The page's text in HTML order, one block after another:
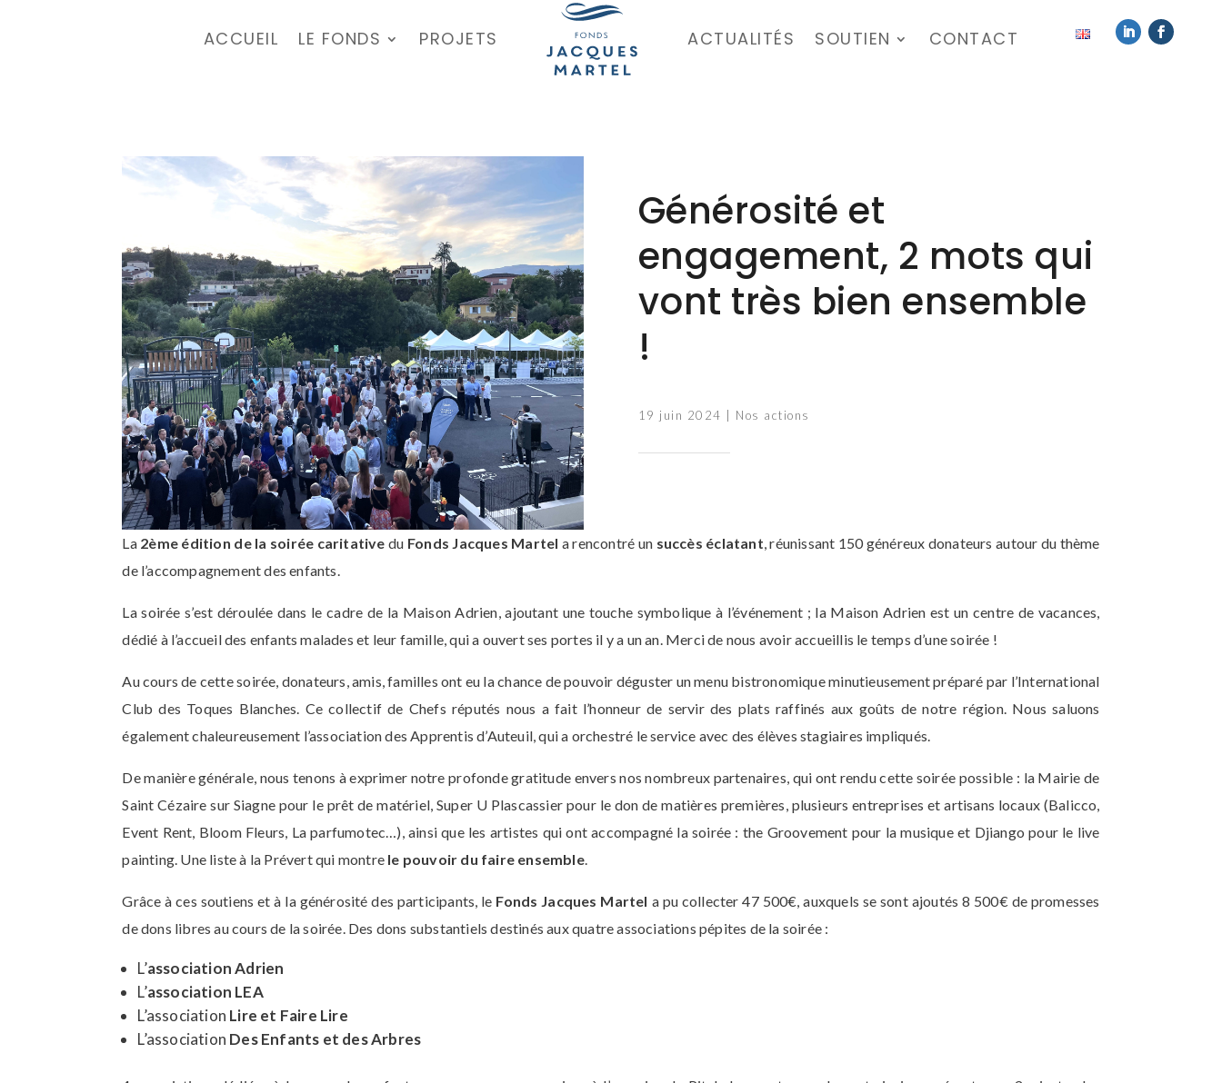
ACCUEIL LE FONDS PROJETS ACTUALITÉS SOUTIEN CONTACT
Générosité et
engagement, 2 mots qui
vont très bien ensemble
!
19 juin 2024 Nos actions
La 2ème édition de la soirée caritative du Fonds Jacques Martel a rencontré un succès éclatant , réunissant 150 généreux donateurs autour du thème
de l’accompagnement des enfants.
La soirée s’est déroulée dans le cadre de la Maison Adrien, ajoutant une touche symbolique à l’événement ; la Maison Adrien est un centre de vacances,
dédié à l’accueil des enfants malades et leur famille, qui a ouvert ses portes il y a un an. Merci de nous avoir accueillis le temps d’une soirée !
Au cours de cette soirée, donateurs, amis, familles ont eu la chance de pouvoir déguster un menu bistronomique minutieusement préparé par l’International
Club des Toques Blanches. Ce collectif de Chefs réputés nous a fait l’honneur de servir des plats raffinés aux goûts de notre région. Nous saluons
également chaleureusement l’association des Apprentis d’Auteuil, qui a orchestré le service avec des élèves stagiaires impliqués.
De manière générale, nous tenons à exprimer notre profonde gratitude envers nos nombreux partenaires, qui ont rendu cette soirée possible : la Mairie de
Saint Cézaire sur Siagne pour le prêt de matériel, Super U Plascassier pour le don de matières premières, plusieurs entreprises et artisans locaux (Balicco,
Event Rent, Bloom Fleurs, La parfumotec…), ainsi que les artistes qui ont accompagné la soirée : the Groovement pour la musique et Djiango pour le live
painting. Une liste à la Prévert qui montre le pouvoir du faire ensemble.
Grâce à ces soutiens et à la générosité des participants, le Fonds Jacques Martel a pu collecter 47 500€, auxquels se sont ajoutés 8 500€ de promesses
de dons libres au cours de la soirée. Des dons substantiels destinés aux quatre associations pépites de la soirée :
L’association Adrien
L’association LEA
L’association Lire et Faire Lire
L’association Des Enfants et des Arbres